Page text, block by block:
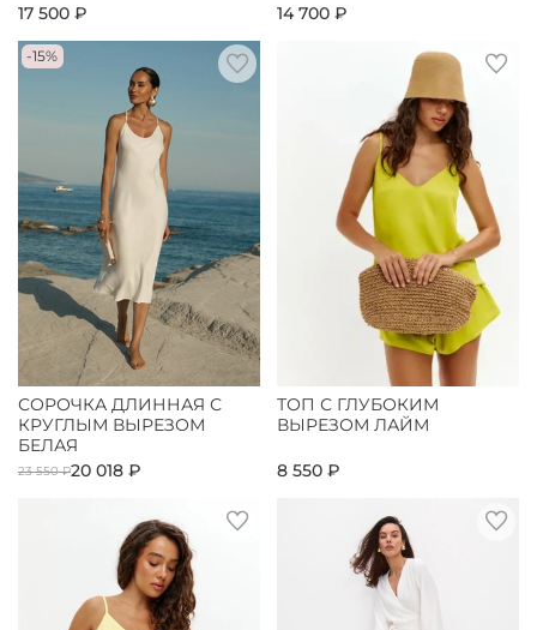
17 500 ₽
14 700 ₽
-15%
СОРОЧКА ДЛИННАЯ С
КРУГЛЫМ ВЫРЕЗОМ
БЕЛАЯ
23 550 ₽20 018 ₽
ТОП С ГЛУБОКИМ
ВЫРЕЗОМ ЛАЙМ
8 550 ₽